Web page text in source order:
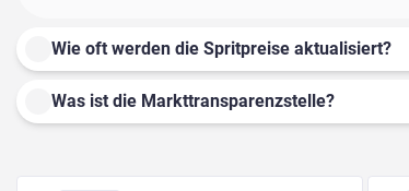
Wie oft werden die Spritpreise aktualisiert?
Was ist die Markttransparenzstelle?